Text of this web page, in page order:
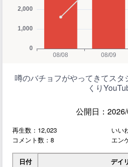
噂のバチョフがやってきてス
くり
公開日：
再生数：12,023
いい
コメント数：8
エン
日付
デイ